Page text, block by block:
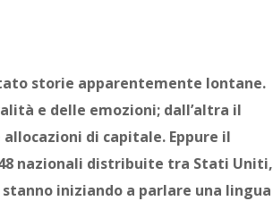
storie apparentemente lontane.
e delle emozioni; dall’altra il
di capitale. Eppure il
nazionali distribuite tra Stati Uniti,
iniziando a parlare una lingua